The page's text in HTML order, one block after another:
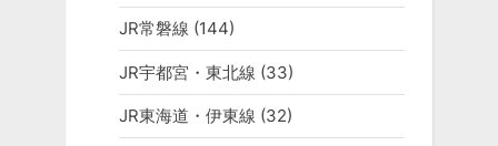
JR常磐線 (144)
JR宇都宮・東北線 (33)
JR東海道・伊東線 (32)